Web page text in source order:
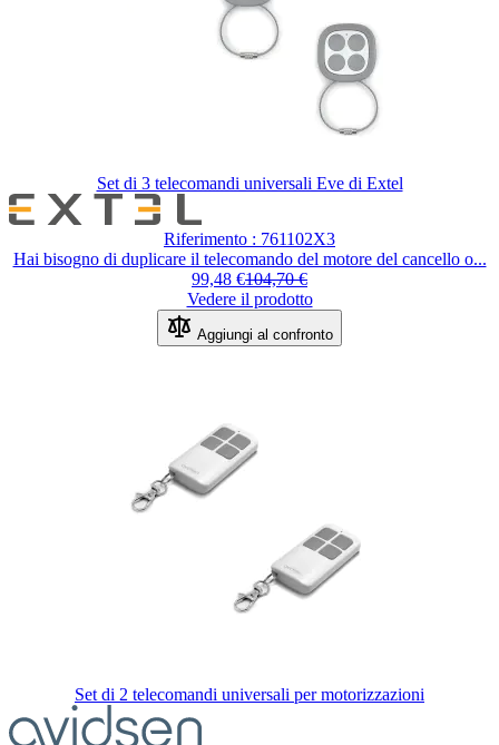
Set di 3 telecomandi universali Eve di Extel
Riferimento : 761102X3
Hai bisogno di duplicare il telecomando del motore del cancello o...
99,48 €104,70 €
Vedere il prodotto
Aggiungi al confronto
Set di 2 telecomandi universali per motorizzazioni